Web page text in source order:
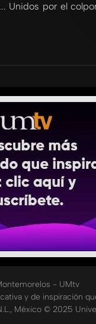
Unidos por el
- UMtv
y de inspiración
México © 2025